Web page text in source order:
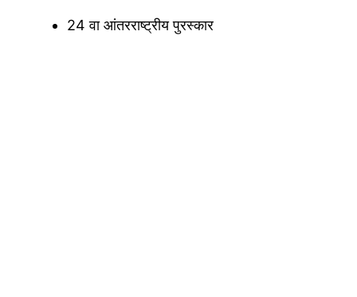
24 वा आंतरराष्ट्रीय पुरस्कार